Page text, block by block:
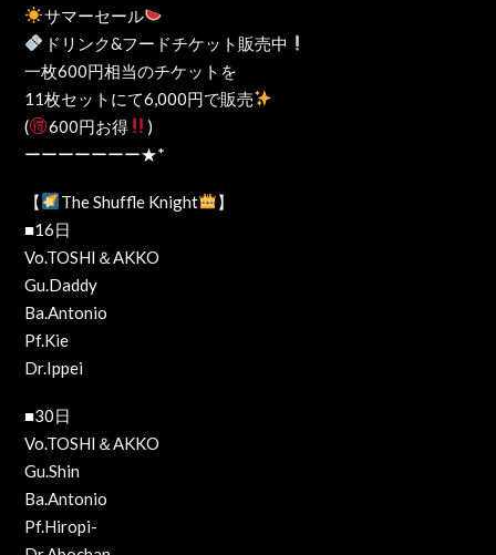
サマーセール
ドリンク&フードチケット販売中
一枚600円相当のチケットを
11枚セットにて6,000円で販売
(
600円お得
)
ーーーーーーー★*
【 The Shuffle Knight
】
■16日
Vo.TOSHI＆AKKO
Gu.Daddy
Ba.Antonio
Pf.Kie
Dr.Ippei
■30日
Vo.TOSHI＆AKKO
Gu.Shin
Ba.Antonio
Pf.Hiropi-